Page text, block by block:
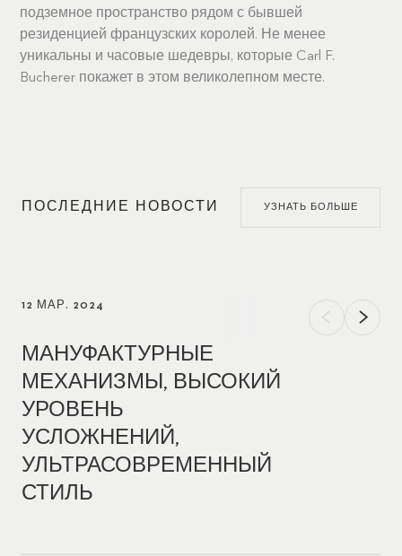
подземное пространство рядом с бывшей
резиденцией французских королей. Не менее
уникальны и часовые шедевры, которые Carl F.
Bucherer покажет в этом великолепном месте.
ПОСЛЕДНИЕ НОВОСТИ УЗНАТЬ БОЛЬШЕ
12 МАР. 2024
МАНУФАКТУРНЫЕ
МЕХАНИЗМЫ, ВЫСОКИЙ
УРОВЕНЬ
УСЛОЖНЕНИЙ,
УЛЬТРАСОВРЕМЕННЫЙ
СТИЛЬ